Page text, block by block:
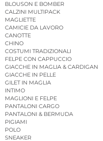
BLOUSON E BOMBER
CALZINI MULTIPACK
MAGLIETTE
CAMICIE DA LAVORO
CANOTTE
CHINO
COSTUMI TRADIZIONALI
FELPE CON CAPPUCCIO
GIACCHE IN MAGLIA & CARDIGAN
GIACCHE IN PELLE
GILET IN MAGLIA
INTIMO
MAGLIONI E FELPE
PANTALONI CARGO
PANTALONI & BERMUDA
PIGIAMI
POLO
SNEAKER